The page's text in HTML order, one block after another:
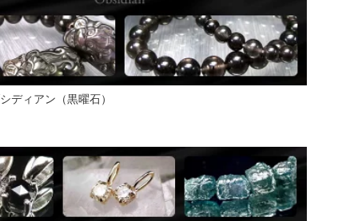
ディアン（黒曜石）